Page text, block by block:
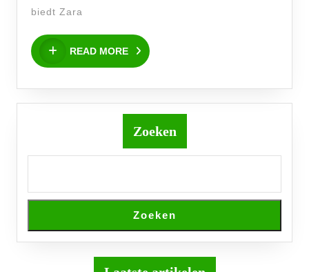
biedt Zara
READ MORE
READ
MORE
Zoeken
Zoeken